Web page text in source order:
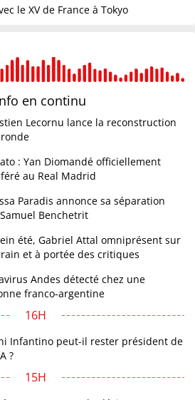
le XV de France à Tokyo
en continu
Lecornu lance la reconstruction
: Yan Diomandé officiellement
au Real Madrid
Paradis annonce sa séparation
Benchetrit
été, Gabriel Attal omniprésent sur
et à portée des critiques
Andes détecté chez une
franco-argentine
16H
Infantino peut-il rester président de
?
15H